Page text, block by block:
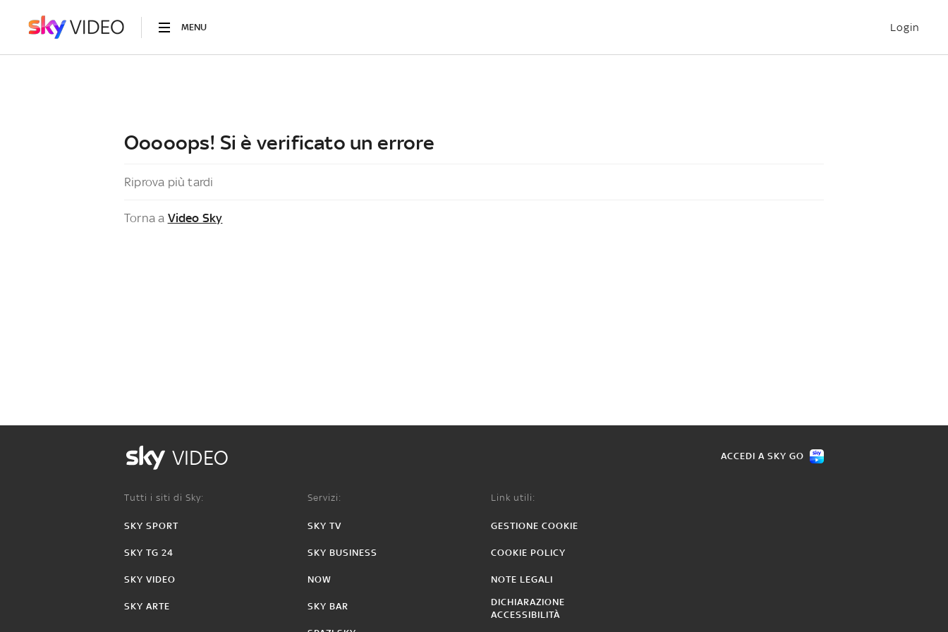
MENU Login
Ooooops! Si è verificato un errore
Riprova più tardi
Torna a Video Sky
VIDEO ACCEDI A SKY GO
Tutti i siti di Sky:
SKY SPORT
SKY TG 24
SKY VIDEO
SKY ARTE
Servizi:
SKY TV
SKY BUSINESS
NOW
SKY BAR
Link utili:
GESTIONE COOKIE
COOKIE POLICY
NOTE LEGALI
DICHIARAZIONE
ACCESSIBILITÀ